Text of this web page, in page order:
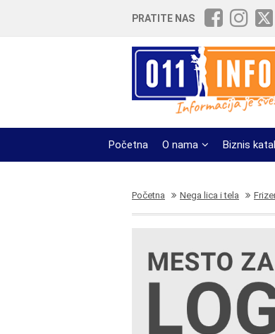
PRATITE NAS
Početna O nama Biznis
Početna Nega lica i tela